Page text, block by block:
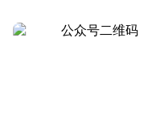
湖南兰天集团“高管薪资归
链断裂”的传闻在网络上广
状况的高度关注。对此，
开信明确表示，相关传闻
，所谓“经营失稳”“濒临
为湖南兰天集团内部文件